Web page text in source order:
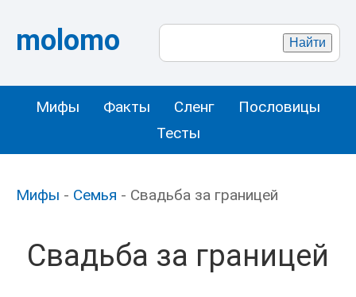
molomo
Мифы Факты Сленг
Пословицы
Тесты
Мифы - Семья - Свадьба за границей
Свадьба за границей